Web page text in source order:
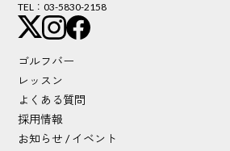
TEL：03-5830-2158
ゴルフバー
レッスン
よくある質問
採用情報
お知らせ / イベント